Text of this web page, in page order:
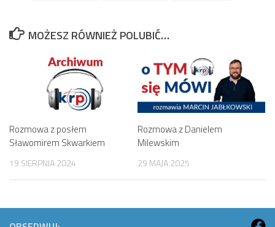
MOŻESZ RÓWNIEŻ POLUBIĆ…
Rozmowa z posłem
Sławomirem Skwarkiem
19 SIERPNIA 2024
Rozmowa z Danielem
Milewskim
29 MAJA 2025